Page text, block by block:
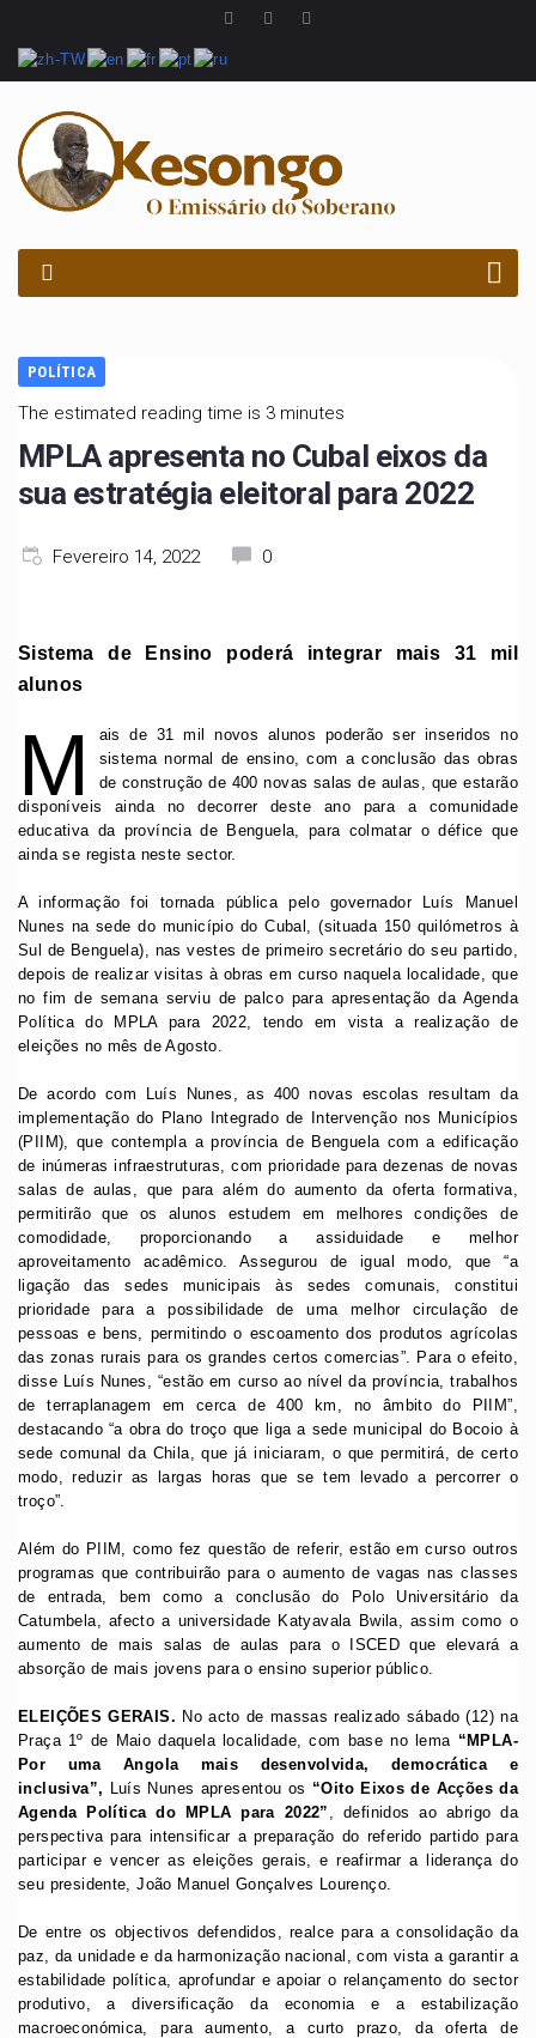
POLÍTICA
The estimated reading time is 3 minutes
MPLA apresenta no Cubal eixos da
sua estratégia eleitoral para 2022
Fevereiro 14, 2022 0
Sistema de Ensino poderá integrar mais 31 mil
alunos
M
ais de 31 mil novos alunos poderão ser inseridos no
sistema normal de ensino, com a conclusão das obras
de construção de 400 novas salas de aulas, que estarão
disponíveis ainda no decorrer deste ano para a comunidade
educativa da província de Benguela, para colmatar o défice que
ainda se regista neste sector.
A informação foi tornada pública pelo governador Luís Manuel
Nunes na sede do município do Cubal, (situada 150 quilómetros à
Sul de Benguela), nas vestes de primeiro secretário do seu partido,
depois de realizar visitas à obras em curso naquela localidade, que
no fim de semana serviu de palco para apresentação da Agenda
Política do MPLA para 2022, tendo em vista a realização de
eleições no mês de Agosto.
De acordo com Luís Nunes, as 400 novas escolas resultam da
implementação do Plano Integrado de Intervenção nos Municípios
(PIIM), que contempla a província de Benguela com a edificação
de inúmeras infraestruturas, com prioridade para dezenas de novas
salas de aulas, que para além do aumento da oferta formativa,
permitirão que os alunos estudem em melhores condições de
comodidade, proporcionando a assiduidade e melhor
aproveitamento acadêmico. Assegurou de igual modo, que “a
ligação das sedes municipais às sedes comunais, constitui
prioridade para a possibilidade de uma melhor circulação de
pessoas e bens, permitindo o escoamento dos produtos agrícolas
das zonas rurais para os grandes certos comercias”. Para o efeito,
disse Luís Nunes, “estão em curso ao nível da província, trabalhos
de terraplanagem em cerca de 400 km, no âmbito do PIIM”,
destacando “a obra do troço que liga a sede municipal do Bocoio à
sede comunal da Chila, que já iniciaram, o que permitirá, de certo
modo, reduzir as largas horas que se tem levado a percorrer o
troço”.
Além do PIIM, como fez questão de referir, estão em curso outros
programas que contribuirão para o aumento de vagas nas classes
de entrada, bem como a conclusão do Polo Universitário da
Catumbela, afecto a universidade Katyavala Bwila, assim como o
aumento de mais salas de aulas para o ISCED que elevará a
absorção de mais jovens para o ensino superior público.
ELEIÇÕES GERAIS. No acto de massas realizado sábado (12) na
Praça 1º de Maio daquela localidade, com base no lema “MPLA-
Por uma Angola mais desenvolvida, democrática e
inclusiva”, Luís Nunes apresentou os “Oito Eixos de Acções da
Agenda Política do MPLA para 2022”
, definidos ao abrigo da
perspectiva para intensificar a preparação do referido partido para
participar e vencer as eleições gerais, e reafirmar a liderança do
seu presidente, João Manuel Gonçalves Lourenço.
De entre os objectivos defendidos, realce para a consolidação da
paz, da unidade e da harmonização nacional, com vista a garantir a
estabilidade política, aprofundar e apoiar o relançamento do sector
produtivo, a diversificação da economia e a estabilização
macroeconómica, para aumento, a curto prazo, da oferta de
PROCURAR